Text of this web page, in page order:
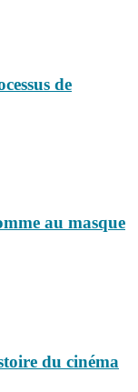
de
au masque
du cinéma